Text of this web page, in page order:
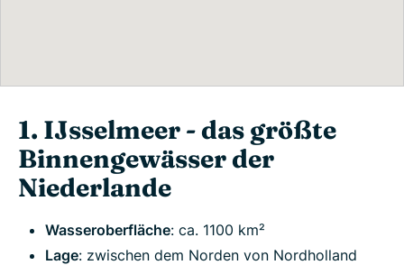
1. IJsselmeer - das größte
Binnengewässer der
Niederlande
Wasseroberfläche: ca. 1100 km²
Lage: zwischen dem Norden von Nordholland